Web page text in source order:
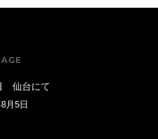
仙台にて
月5日